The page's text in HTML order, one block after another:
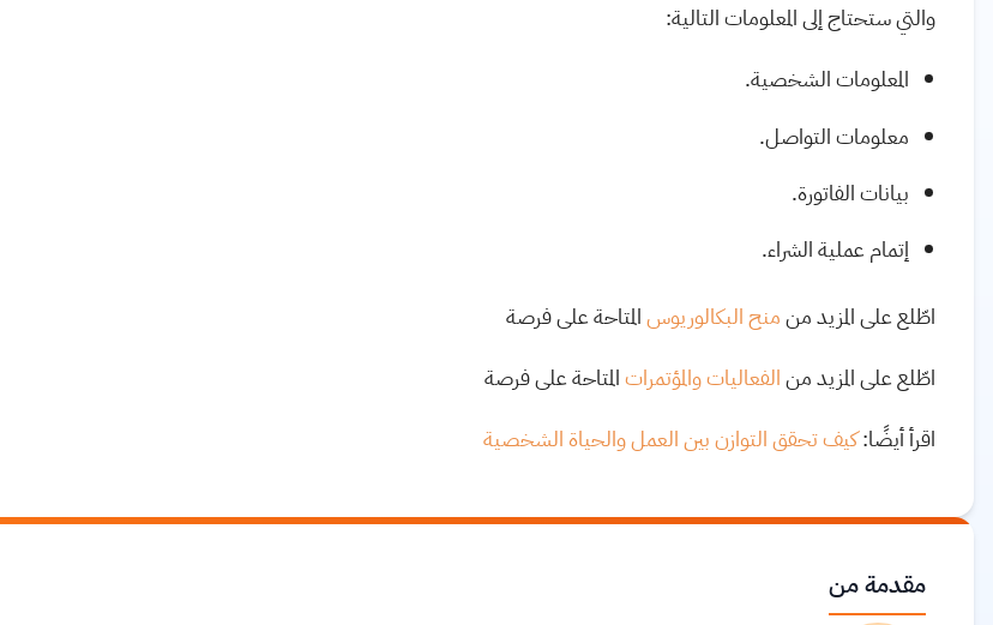
والتي ستحتاج إلى المعلومات التالية:
المعلومات الشخصية.
معلومات التواصل.
بيانات الفاتورة.
إتمام عملية الشراء.
اطّلع على المزيد منمنح البكالوريوسالمتاحة على فرصة
اطّلع على المزيد منالفعاليات والمؤتمراتالمتاحة على فرصة
اقرأ أيضًا:كيف تحقق التوازن بين العمل والحياة الشخصية
مقدمة من